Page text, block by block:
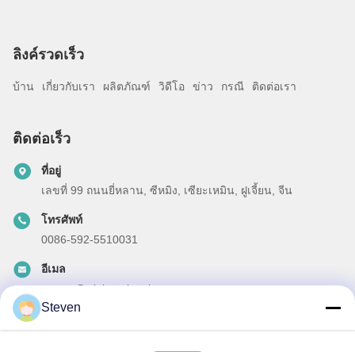
ลิงค์รวดเร็ว
บ้าน เกี่ยวกับเรา ผลิตภัณฑ์ วิดีโอ ข่าว กรณี ติดต่อเรา
ติดต่อเร็ว
ที่อยู่
เลขที่ 99 ถนนยี่หลาน, ซีหมิง, เซียะเหมิน, ฝูเจี้ยน, จีน
โทรศัพท์
0086-592-5510031
อีเมล
steven@winley-electric.com
Steven